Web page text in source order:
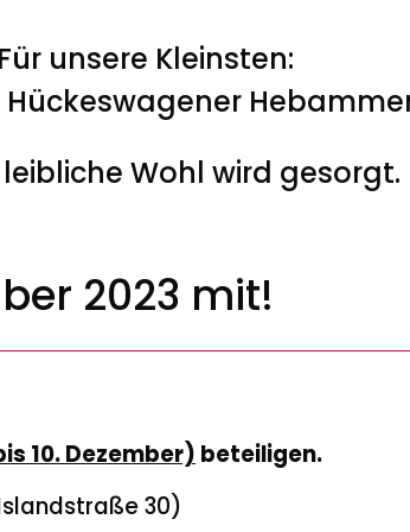
Für unsere Kleinsten:
Wohl wird gesorgt.
2023 mit!
10. Dezember) beteiligen.
30)